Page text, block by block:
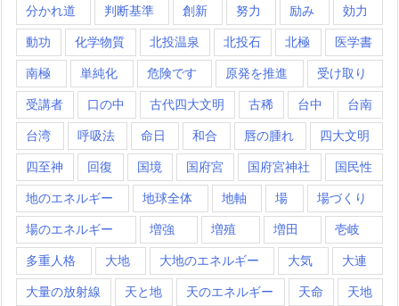
分かれ道 判断基準 創新 努力 励み 効力
動功 化学物質 北投温泉 北投石 北極 医学書
南極 単純化 危険です 原発を推進 受け取り
受講者 口の中 古代四大文明 古稀 台中 台南
台湾 呼吸法 命日 和合 唇の腫れ 四大文明
四至神 回復 国境 国府宮 国府宮神社 国民性
地のエネルギー 地球全体 地軸 場 場づくり
場のエネルギー 増強 増殖 増田 壱岐
多重人格 大地 大地のエネルギー 大気 大連
大量の放射線 天と地 天のエネルギー 天命 天地